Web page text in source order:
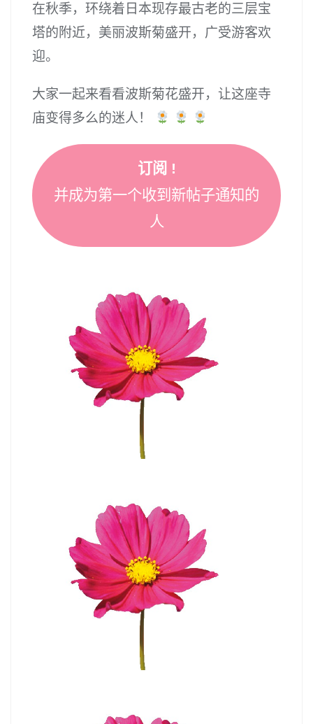
在秋季，环绕着日本现存最古老的三层宝
塔的附近，美丽波斯菊盛开，广受游客欢
迎。
大家一起来看看波斯菊花盛开，让这座寺
庙变得多么的迷人！
订阅 !
并成为第一个收到新帖子通知的
人